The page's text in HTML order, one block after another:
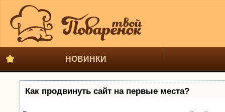
НОВИНКИ
Как продвинуть сайт на первые места?